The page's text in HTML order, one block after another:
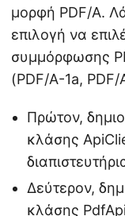
μορφή PDF/A.
επιλογή να
συμμόρφωσης
(PDF/A-1a,
Πρώτον,
κλάσης
Δεύτερον,
κλάσης